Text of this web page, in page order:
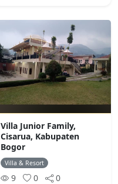
Villa Junior Family,
Cisarua, Kabupaten
Bogor
Villa & Resort
9 0 0